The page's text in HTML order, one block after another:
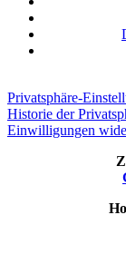
Privatsphäre-
Historie der
Einwilligungen